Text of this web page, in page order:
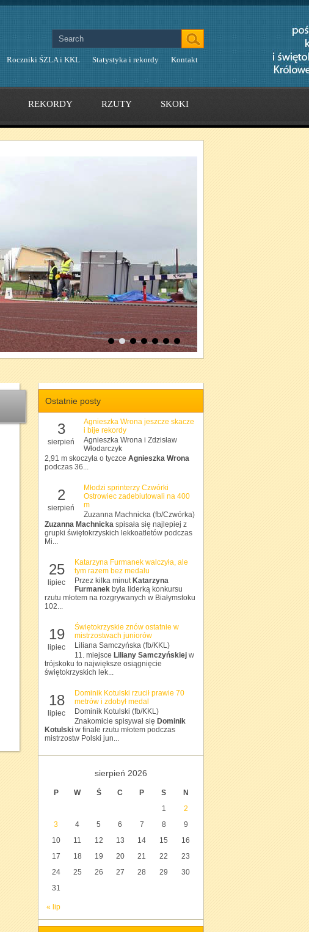
Roczniki ŚZLA i KKL Statystyka i rekordy Kontakt
REKORDY RZUTY SKOKI
Ostatnie posty
3
sierpień
Agnieszka Wrona jeszcze skacze
i bije rekordy
Agnieszka Wrona i Zdzisław
Włodarczyk
2,91 m skoczyła o tyczce Agnieszka Wrona
podczas 36...
2
sierpień
Młodzi sprinterzy Czwórki
Ostrowiec zadebiutowali na 400
m
Zuzanna Machnicka (fb/Czwórka)
Zuzanna Machnicka spisała się najlepiej z
grupki świętokrzyskich lekkoatletów podczas
Mi...
25
lipiec
Katarzyna Furmanek walczyła, ale
tym razem bez medalu
Przez kilka minut Katarzyna
Furmanek była liderką konkursu
rzutu młotem na rozgrywanych w Białymstoku
102...
19
lipiec
Świętokrzyskie znów ostatnie w
mistrzostwach juniorów
Liliana Samczyńska (fb/KKL)
11. miejsce Liliany Samczyńskiej w
trójskoku to największe osiągnięcie
świętokrzyskich lek...
18
lipiec
Dominik Kotulski rzucił prawie 70
metrów i zdobył medal
Dominik Kotulski (fb/KKL)
Znakomicie spisywał się Dominik
Kotulski w finale rzutu młotem podczas
mistrzostw Polski jun...
sierpień 2026
P W Ś C P S N
« lip
1
2
3
4 5 6 7 8
9
10
11 12 13 14 15
16
17
18 19 20 21 22
23
24
25 26 27 28 29
30
31